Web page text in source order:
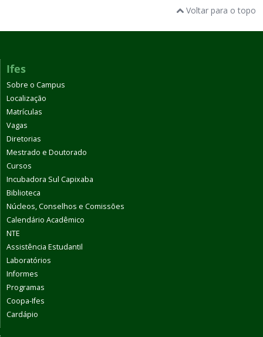
Voltar para o topo
Ifes
Sobre o Campus
Localização
Matrículas
Vagas
Diretorias
Mestrado e Doutorado
Cursos
Incubadora Sul Capixaba
Biblioteca
Núcleos, Conselhos e Comissões
Calendário Acadêmico
NTE
Assistência Estudantil
Laboratórios
Informes
Programas
Coopa-Ifes
Cardápio